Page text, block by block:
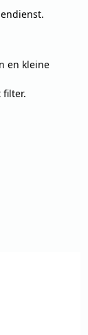
en kleine
filter.